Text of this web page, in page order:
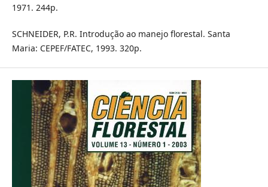
1971. 244p.
SCHNEIDER, P.R. Introdução ao manejo florestal. Santa
Maria: CEPEF/FATEC, 1993. 320p.